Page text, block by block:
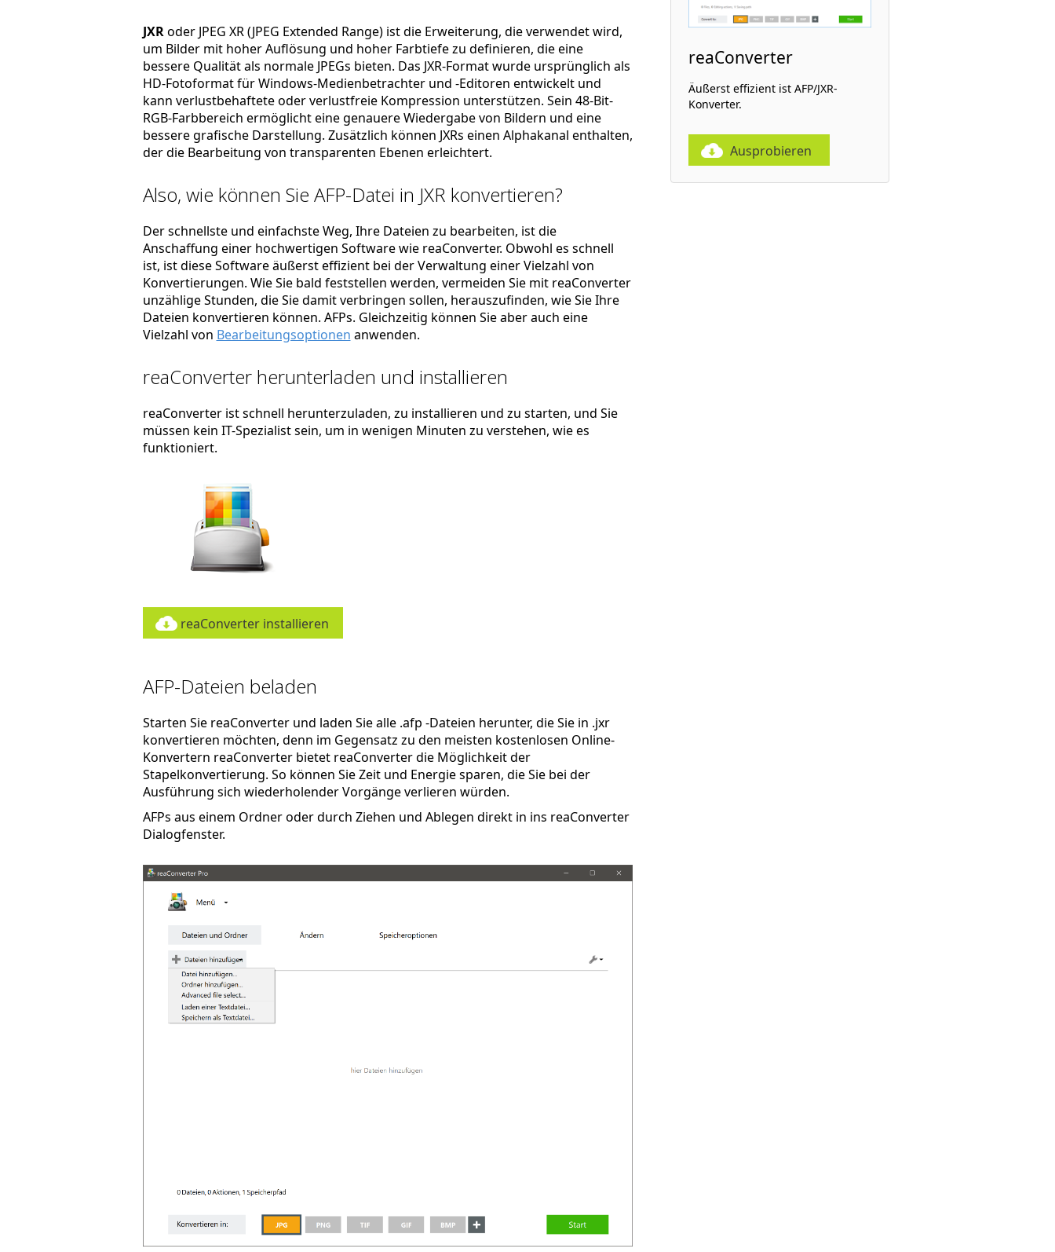
JXRoder JPEG XR (JPEG Extended Range) ist die Erweiterung, die verwendet wird,
um Bilder mit hoher Auflösung und hoher Farbtiefe zu definieren, die eine
bessere Qualität als normale JPEGs bieten. Das JXR-Format wurde ursprünglich als
HD-Fotoformat für Windows-Medienbetrachter und -Editoren entwickelt und
kann verlustbehaftete oder verlustfreie Kompression unterstützen. Sein 48-Bit-
RGB-Farbbereich ermöglicht eine genauere Wiedergabe von Bildern und eine
bessere grafische Darstellung. Zusätzlich können JXRs einen Alphakanal enthalten,
der die Bearbeitung von transparenten Ebenen erleichtert.
Also, wie können Sie AFP-Datei in JXR konvertieren?
Der schnellste und einfachste Weg, Ihre Dateien zu bearbeiten, ist die
Anschaffung einer hochwertigen Software wie reaConverter. Obwohl es schnell
ist, ist diese Software äußerst effizient bei der Verwaltung einer Vielzahl von
Konvertierungen. Wie Sie bald feststellen werden, vermeiden Sie mit reaConverter
unzählige Stunden, die Sie damit verbringen sollen, herauszufinden, wie Sie Ihre
Dateien konvertieren können. AFPs. Gleichzeitig können Sie aber auch eine
Vielzahl von Bearbeitungsoptionen anwenden.
reaConverter herunterladen und installieren
reaConverter ist schnell herunterzuladen, zu installieren und zu starten, und Sie
müssen kein IT-Spezialist sein, um in wenigen Minuten zu verstehen, wie es
funktioniert.
reaConverter installieren
AFP-Dateien beladen
Starten Sie reaConverter und laden Sie alle .afp -Dateien herunter, die Sie in .jxr
konvertieren möchten, denn im Gegensatz zu den meisten kostenlosen Online-
Konvertern reaConverter bietet reaConverter die Möglichkeit der
Stapelkonvertierung. So können Sie Zeit und Energie sparen, die Sie bei der
Ausführung sich wiederholender Vorgänge verlieren würden.
AFPs aus einem Ordner oder durch Ziehen und Ablegen direkt in ins reaConverter
Dialogfenster.
reaConverter
Äußerst effizient ist AFP/JXR-
Konverter.
Ausprobieren